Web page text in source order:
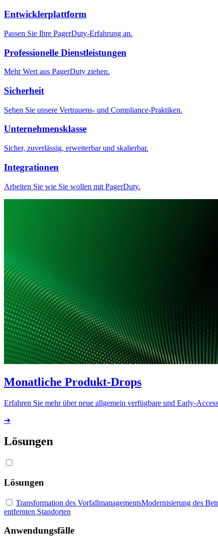
Entwicklerplattform
Passen Sie Ihre PagerDuty-Erfahrung an.
Professionelle Dienstleistungen
Mehr Wert aus PagerDuty ziehen.
Sicherheit
Sehen Sie unsere Vertrauens- und Compliance-Praktiken.
Unternehmensklasse
Sicher, zuverlässig, erweiterbar und skalierbar.
Integrationen
Arbeiten Sie wie Sie wollen mit PagerDuty.
Monatliche Produkt-Drops
Erfahren Sie mehr über neue allgemein verfügbare und Early-
➔
Lösungen
Lösungen
Transformation des VorfallmanagementsModernisierung des
entfernten Standorten
Anwendungsfälle